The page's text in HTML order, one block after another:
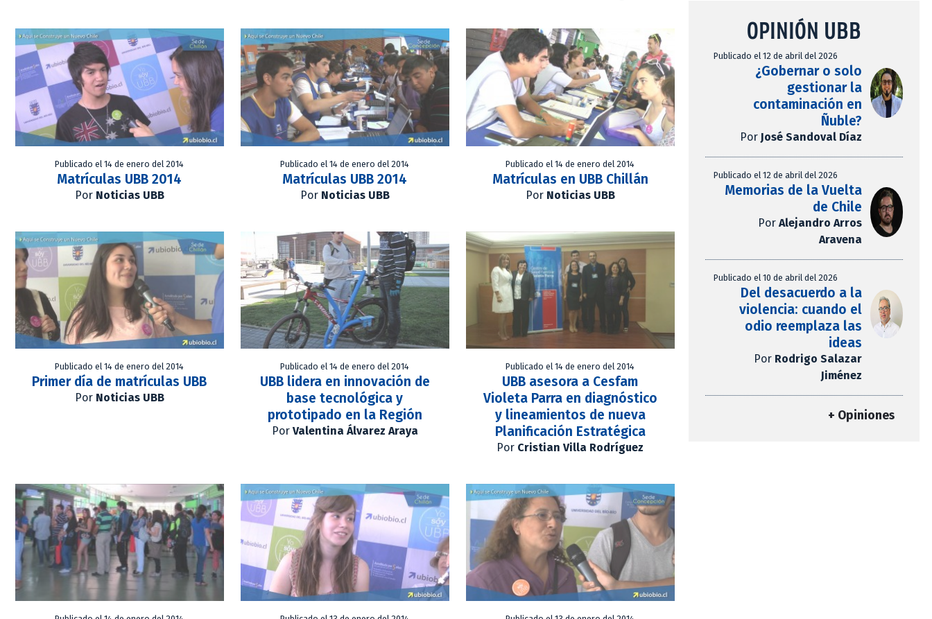
Publicado el 14 de enero del 2014
Matrículas UBB 2014
Por Noticias UBB
Publicado el 14 de enero del 2014
Matrículas UBB 2014
Por Noticias UBB
Publicado el 14 de enero del 2014
Matrículas en UBB Chillán
Por Noticias UBB
Publicado el 14 de enero del 2014
Primer día de matrículas UBB
Por Noticias UBB
Publicado el 14 de enero del 2014
UBB lidera en innovación de
base tecnológica y
prototipado en la Región
Por Valentina Álvarez Araya
Publicado el 14 de enero del 2014
UBB asesora a Cesfam
Violeta Parra en diagnóstico
y lineamientos de nueva
Planificación Estratégica
Por Cristian Villa Rodríguez
OPINIÓN UBB
Publicado el 12 de abril del 2026
¿Gobernar o solo
gestionar la
contaminación en
Ñuble?
Por José Sandoval Díaz
Publicado el 12 de abril del 2026
Memorias de la Vuelta
de Chile
Por Alejandro Arros
Aravena
Publicado el 10 de abril del 2026
Del desacuerdo a la
violencia: cuando el
odio reemplaza las
ideas
Por Rodrigo Salazar
Jiménez
+ Opiniones